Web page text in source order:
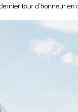
tour d’honneur